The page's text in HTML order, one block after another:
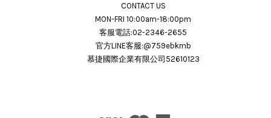
CONTACT US
MON-FRI 10:00am-18:00pm
客服電話:02-2346-2655
官方LINE客服:@759ebkmb
慕捷國際企業有限公司52610123